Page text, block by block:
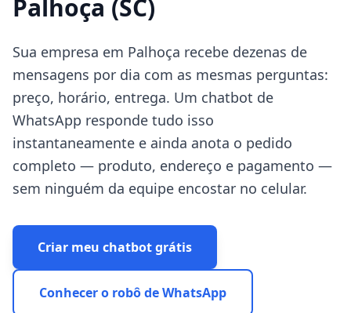
Palhoça (SC)
Sua empresa em Palhoça recebe dezenas de
mensagens por dia com as mesmas perguntas:
preço, horário, entrega. Um chatbot de
WhatsApp responde tudo isso
instantaneamente e ainda anota o pedido
completo — produto, endereço e pagamento —
sem ninguém da equipe encostar no celular.
Criar meu chatbot grátis
Conhecer o robô de WhatsApp